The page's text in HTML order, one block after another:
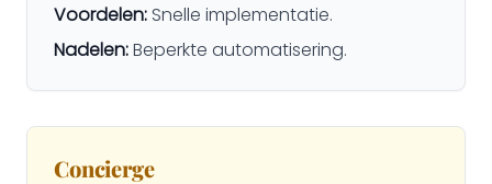
Voordelen: Snelle implementatie.
Nadelen:Beperkte automatisering.
Concierge